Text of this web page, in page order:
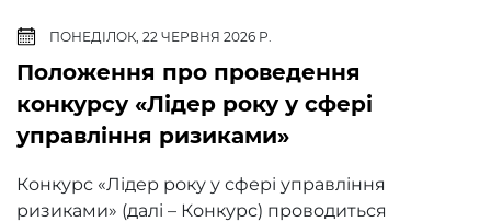
ПОНЕДІЛОК, 22 ЧЕРВНЯ 2026 Р.
Положення про проведення
конкурсу «Лідер року у сфері
управління ризиками»
Конкурс «Лідер року у сфері управління
ризиками» (далі – Конкурс) проводиться